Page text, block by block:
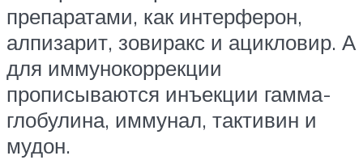
препаратами, как интерферон,
алпизарит, зовиракс и ацикловир. А
для иммунокоррекции
прописываются инъекции гамма-
глобулина, иммунал, тактивин и
мудон.